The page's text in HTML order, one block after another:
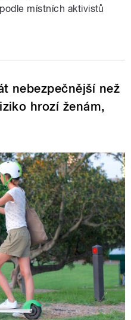
místních aktivistů
nebezpečnější než
hrozí ženám,